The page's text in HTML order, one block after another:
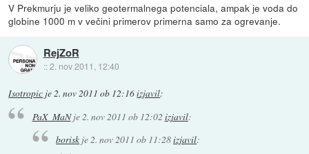
V Prekmurju je veliko geotermalnega potenciala, ampak je voda do
globine 1000 m v večini primerov primerna samo za ogrevanje.
RejZoR
::2. nov 2011, 12:40
Isotropic je2. nov 2011 ob 12:16izjavil:
PaX_MaNje2. nov 2011 ob 12:02 izjavil:
borisk je 2. nov 2011 ob 11:28izjavil: